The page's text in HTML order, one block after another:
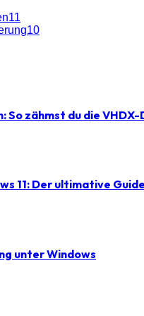
11
10
So zähmst du die
11: Der ultimative
unter Windows